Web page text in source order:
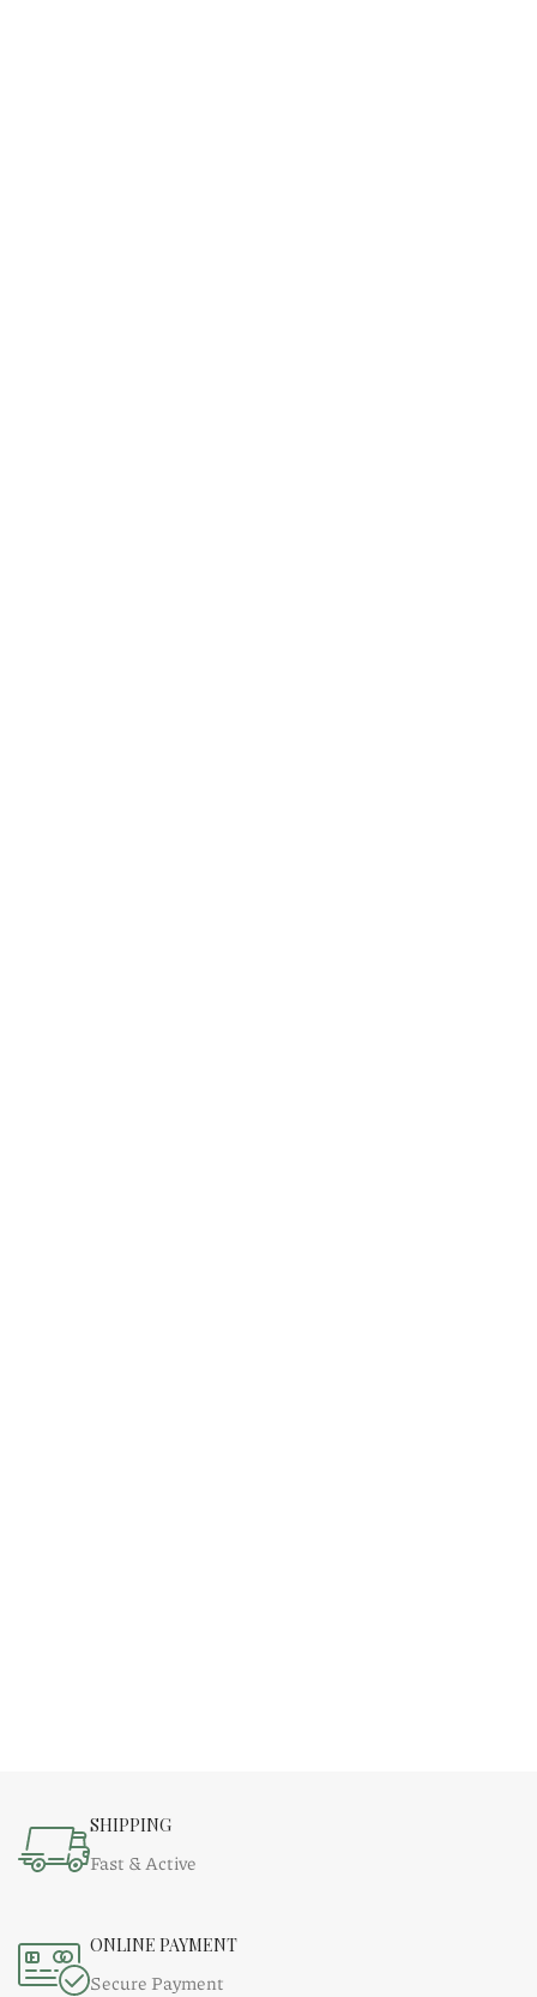
SHIPPING
Fast & Active
ONLINE PAYMENT
Secure Payment